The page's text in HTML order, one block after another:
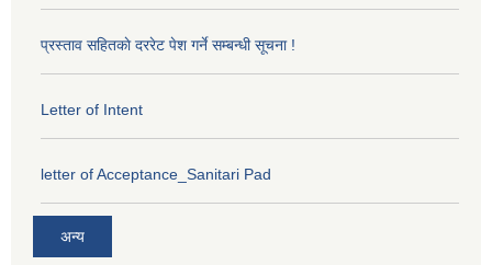
प्रस्ताव सहितकाे दररेट पेश गर्ने सम्बन्धी सूचना !
Letter of Intent
letter of Acceptance_Sanitari Pad
अन्य